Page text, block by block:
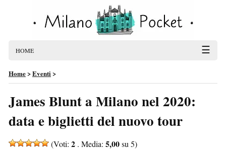
HOME ☰
Home>Eventi>
James Blunt a Milano nel 2020:
data e biglietti del nuovo tour
(Voti: 2 . Media: 5,00su 5)